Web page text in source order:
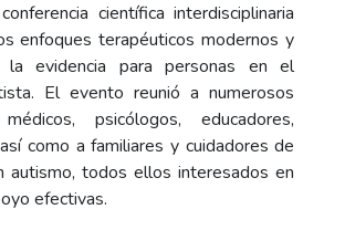
científica interdisciplinaria
enfoques terapéuticos modernos y
la evidencia para personas en el
El evento reunió a numerosos
psicólogos, educadores,
como a familiares y cuidadores de
autismo, todos ellos interesados en
efectivas.